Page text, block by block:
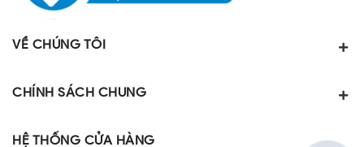
VỀ CHÚNG TÔI
CHÍNH SÁCH CHUNG
HỆ THỐNG CỬA HÀNG